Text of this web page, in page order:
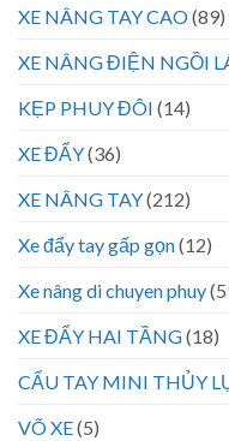
XE NÂNG TAY CAO(89)
XE NÂNG ĐIỆN NGỒI
KẸP PHUY ĐÔI (14)
XE ĐẨY(36)
XE NÂNG TAY(212)
Xe đẩy tay gấp gọn(12)
Xe nâng di chuyen phuy
XE ĐẨY HAI TẦNG(18)
CẨU TAY MINI THỦY
VÕ XE(5)